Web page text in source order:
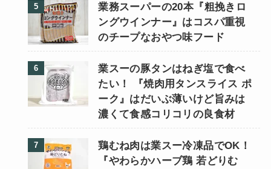
業務スーパーの20本『粗挽きロ
ングウインナー』はコスパ重視
のチープなおやつ味フード
業スーの豚タンはねぎ塩で食べ
たい！ 『焼肉用タンスライス ポ
ーク』はだいぶ薄いけど旨みは
濃くて食感コリコリの良食材
鶏むね肉は業スー冷凍品でOK！
『やわらかハーブ鶏 若どりむ